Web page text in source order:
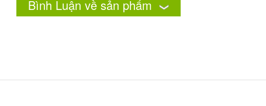
Bình Luận về sản phẩm